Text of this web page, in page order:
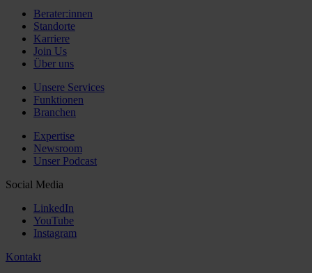
Berater:innen
Standorte
Karriere
Join Us
Über uns
Unsere Services
Funktionen
Branchen
Expertise
Newsroom
Unser Podcast
Social Media
LinkedIn
YouTube
Instagram
Kontakt